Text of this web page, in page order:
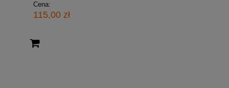
Cena:
115,00 zł